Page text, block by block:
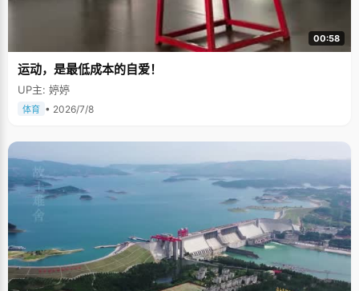
00:58
运动，是最低成本的自爱！
UP主: 婷婷
体育 • 2026/7/8